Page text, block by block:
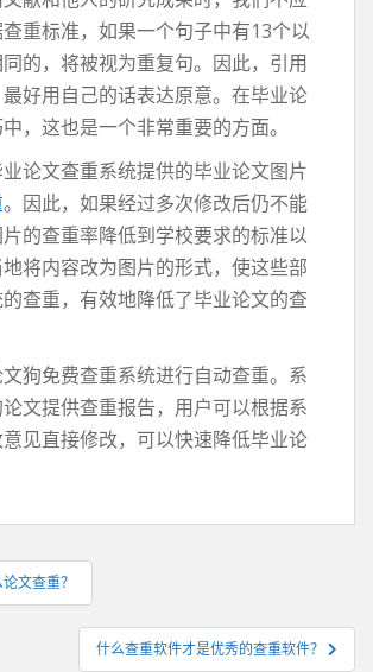
重标准，如果一个句子中有13个以
的，将被视为重复句。因此，引用
好用自己的话表达原意。在毕业论
，这也是一个非常重要的方面。
论文查重系统提供的毕业论文图片
。因此，如果经过多次修改后仍不能
的查重率降低到学校要求的标准以
将内容改为图片的形式，使这些部
查重，有效地降低了毕业论文的查
狗免费查重系统进行自动查重。系
文提供查重报告，用户可以根据系
见直接修改，可以快速降低毕业论
文查重？
什么查重软件才是优秀的查重软件？